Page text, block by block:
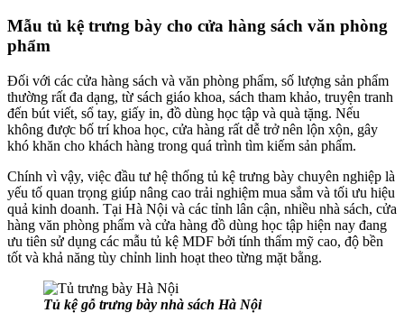
Mẫu tủ kệ trưng bày cho cửa hàng sách văn phòng
phẩm
Đối với các cửa hàng sách và văn phòng phẩm, số lượng sản phẩm
thường rất đa dạng, từ sách giáo khoa, sách tham khảo, truyện tranh
đến bút viết, sổ tay, giấy in, đồ dùng học tập và quà tặng. Nếu
không được bố trí khoa học, cửa hàng rất dễ trở nên lộn xộn, gây
khó khăn cho khách hàng trong quá trình tìm kiếm sản phẩm.
Chính vì vậy, việc đầu tư hệ thống tủ kệ trưng bày chuyên nghiệp là
yếu tố quan trọng giúp nâng cao trải nghiệm mua sắm và tối ưu hiệu
quả kinh doanh. Tại Hà Nội và các tỉnh lân cận, nhiều nhà sách, cửa
hàng văn phòng phẩm và cửa hàng đồ dùng học tập hiện nay đang
ưu tiên sử dụng các mẫu tủ kệ MDF bởi tính thẩm mỹ cao, độ bền
tốt và khả năng tùy chỉnh linh hoạt theo từng mặt bằng.
Tủ kệ gỗ trưng bày nhà sách Hà Nội